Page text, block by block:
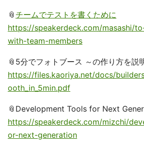
📎 チームでテストを書くために
https://speakerdeck.com/masashi/
with-team-members
📎5分でフォトブース ～の作り方を説
https://files.kaoriya.net/docs/
ooth_in_5min.pdf
📎Development Tools for Next
https://speakerdeck.com/mizchi/
or-next-generation